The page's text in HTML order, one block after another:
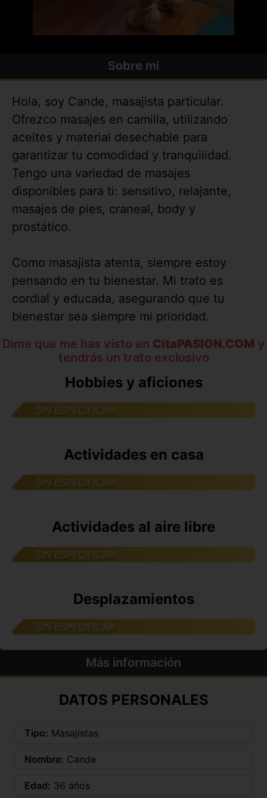
Sobre mi
Hola, soy Cande, masajista particular.
Ofrezco masajes en camilla, utilizando
aceites y material desechable para
garantizar tu comodidad y tranquilidad.
Tengo una variedad de masajes
disponibles para ti: sensitivo, relajante,
masajes de pies, craneal, body y
prostático.
Como masajista atenta, siempre estoy
pensando en tu bienestar. Mi trato es
cordial y educada, asegurando que tu
bienestar sea siempre mi prioridad.
Dime que me has visto en CitaPASION.COM y
tendrás un trato exclusivo
Hobbies y aficiones
SIN ESPECIFICAR
Actividades en casa
SIN ESPECIFICAR
Actividades al aire libre
SIN ESPECIFICAR
Desplazamientos
SIN ESPECIFICAR
Más información
DATOS PERSONALES
Tipo: Masajistas
Nombre: Cande
Edad: 36 años